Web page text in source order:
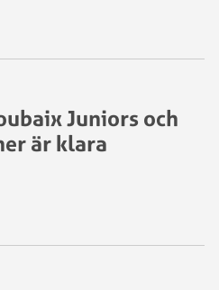
Juniors och
är klara